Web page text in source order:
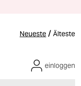
Neueste / Älteste
einloggen